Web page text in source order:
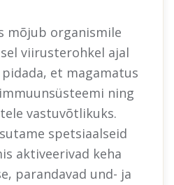
mõjub organismile
viirusterohkel ajal
et magamatus
ning
vastuvõtlikuks.
spetsiaalseid
aktiveerivad keha
parandavad und- ja